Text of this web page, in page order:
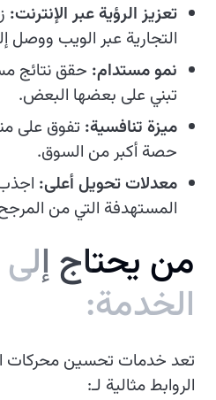
تعزيز الرؤية عبر الإنترنت:
التجارية عبر الويب
نمو مستدام: حقق نتائج
تبني على بعضها البعض.
ميزة تنافسية: تفوق على
حصة أكبر من السوق.
معدلات تحويل أعلى:
المستهدفة التي من
من يحتاجإلى
الخدمة:
تعد خدمات تحسين محركات
الروابط مثالية لـ: